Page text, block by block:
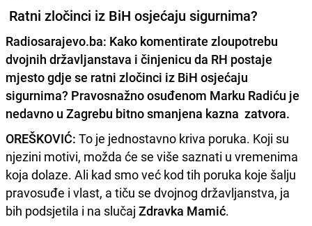
Ratni zločinci iz BiH osjećaju sigurnima?
Radiosarajevo.ba: Kako komentirate zloupotrebu
dvojnih državljanstava i činjenicu da RH postaje
mjesto gdje se ratni zločinci iz BiH osjećaju
sigurnima? Pravosnažno osuđenom Marku Radiću je
nedavno u Zagrebu bitno smanjena kazna zatvora.
OREŠKOVIĆ: To je jednostavno kriva poruka. Koji su
njezini motivi, možda će se više saznati u vremenima
koja dolaze. Ali kad smo već kod tih poruka koje šalju
pravosuđe i vlast, a tiču se dvojnog državljanstva, ja
bih podsjetila i na slučaj Zdravka Mamić.